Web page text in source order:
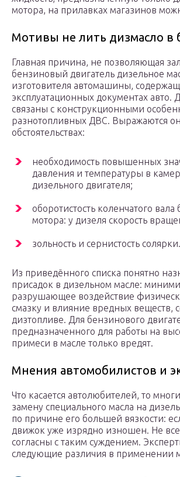
мотора, на прилавках магазинов
Мотивы не лить дизмасло в
Главная причина, не позволяющая
бензиновый двигатель дизельное
изготовителя автомашины,
эксплуатационных документах авто.
связаны с конструкционными
разнотопливных ДВС. Выражаются
обстоятельствах:
необходимость повышенных
давления и температуры в
дизельного двигателя;
оборотистость коленчатого вала
мотора: у дизеля скорость
зольность и сернистость солярки.
Из приведённого списка понятно
присадок в дизельном масле:
разрушающее воздействие
смазку и влияние вредных веществ,
дизтопливе. Для бензинового
предназначенного для работы на
примеси в масле только вредят.
Мнения автомобилистов и
Что касается автолюбителей, то
замену специального масла на
по причине его большей вязкости:
движок уже изрядно изношен. Не
согласны с таким суждением.
следующие различия в применении